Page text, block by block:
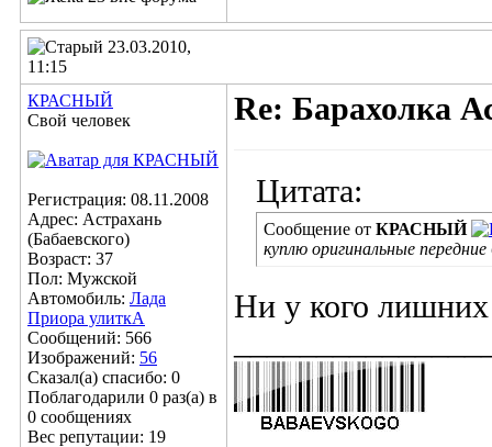
23.03.2010,
11:15
КРАСНЫЙ
Свой человек
Регистрация: 08.11.2008
Адрес: Астрахань
(Бабаевского)
Возраст: 37
Пол: Мужской
Автомобиль: Лада
Приора улиткА
Сообщений: 566
Изображений: 56
Сказал(а) спасибо: 0
Поблагодарили 0 раз(а) в
0 сообщениях
Вес репутации: 19
Re: Барахолка
Цитата:
Сообщение от КРАСНЫЙ
куплю оригинальные
Ни у кого лишних